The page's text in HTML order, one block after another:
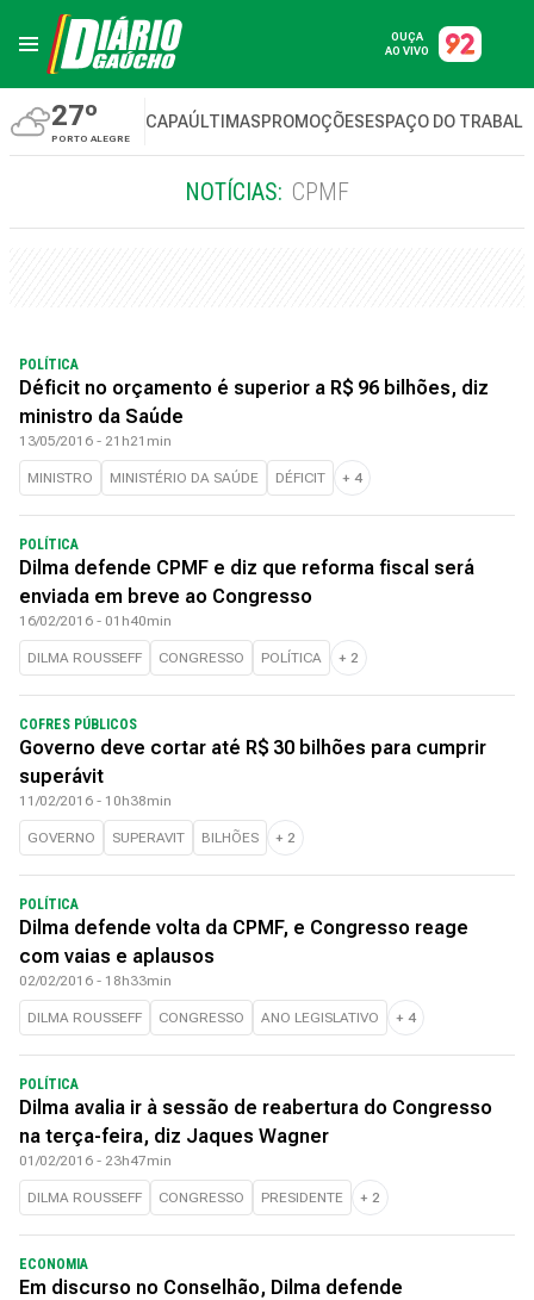
OUÇA
AO VIVO
27º
PORTO ALEGRE
CAPAÚLTIMASPROMOÇÕESESPAÇO DO
NOTÍCIAS: CPMF
POLÍTICA
Déficit no orçamento é superior a R$ 96 bilhões, diz
ministro da Saúde
13/05/2016 - 21h21min
MINISTRO MINISTÉRIO DA SAÚDE DÉFICIT + 4
POLÍTICA
Dilma defende CPMF e diz que reforma fiscal será
enviada em breve ao Congresso
16/02/2016 - 01h40min
DILMA ROUSSEFF CONGRESSO POLÍTICA + 2
COFRES PÚBLICOS
Governo deve cortar até R$ 30 bilhões para cumprir
superávit
11/02/2016 - 10h38min
GOVERNO SUPERAVIT BILHÕES + 2
POLÍTICA
Dilma defende volta da CPMF, e Congresso reage
com vaias e aplausos
02/02/2016 - 18h33min
DILMA ROUSSEFF CONGRESSO ANO LEGISLATIVO + 4
POLÍTICA
Dilma avalia ir à sessão de reabertura do Congresso
na terça-feira, diz Jaques Wagner
01/02/2016 - 23h47min
DILMA ROUSSEFF CONGRESSO PRESIDENTE + 2
ECONOMIA
Em discurso no Conselhão, Dilma defende